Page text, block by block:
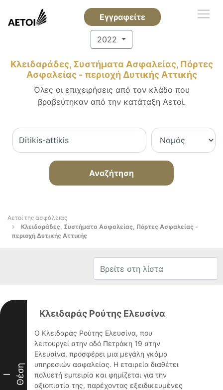
Εγγραφείτε
2022
Κλειδαράδες, Συστήματα Ασφαλείας, Πόρτες
Ασφαλείας - περιοχή Δυτικής Αττικής
Όλες οι επιχειρήσεις από τον κλάδο που
βραβεύτηκαν από την κατάταξη Αετοί.
Αναζήτηση
Αετοί της ασφάλειας
Κλειδαράδες, Συστήματα Ασφαλείας, Πόρτες Ασφαλείας -
περιοχή Δυτικής Αττικής
I Θέση
Κλειδαράς Ρούτης Ελευσίνα
Ο Κλειδαράς Ρούτης Ελευσίνα, που
λειτουργεί στην οδό Πετράκη 19 στην
Ελευσίνα, προσφέρει μια μεγάλη γκάμα
υπηρεσιών ασφαλείας. Η εταιρεία διαθέτει
πολυετή εμπειρία και φημίζεται για την
αξιοπιστία της, παρέχοντας εξειδικευμένες